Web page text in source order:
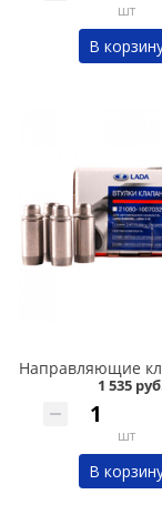
шт
В
1 535
шт
В